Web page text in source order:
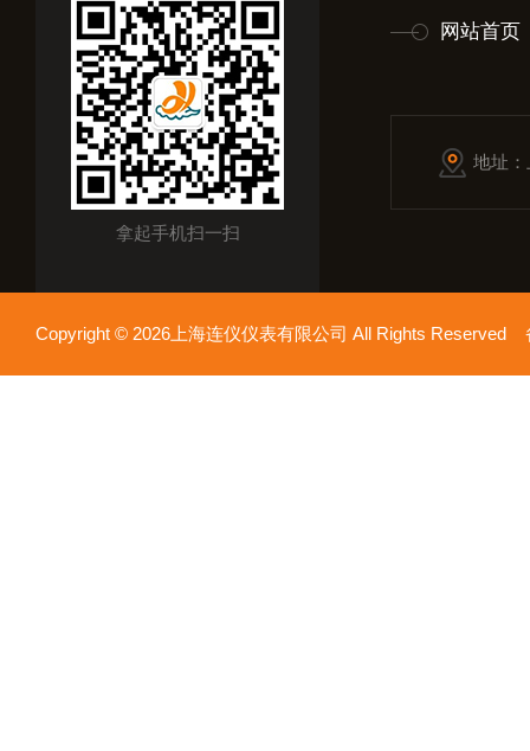
拿起手机扫一扫
网站首页
地址
Copyright © 2026上海连仪仪表有限公司 All Rights Reserved